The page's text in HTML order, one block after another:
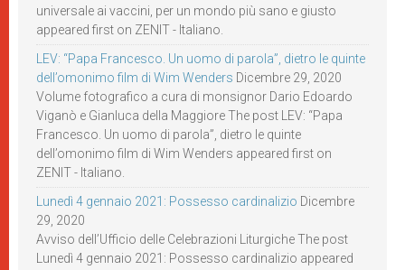
universale ai vaccini, per un mondo più sano e giusto
appeared first on ZENIT - Italiano.
LEV: “Papa Francesco. Un uomo di parola”, dietro le quinte
dell’omonimo film di Wim Wenders Dicembre 29, 2020
Volume fotografico a cura di monsignor Dario Edoardo
Viganò e Gianluca della Maggiore The post LEV: “Papa
Francesco. Un uomo di parola”, dietro le quinte
dell’omonimo film di Wim Wenders appeared first on
ZENIT - Italiano.
Lunedì 4 gennaio 2021: Possesso cardinalizio Dicembre
29, 2020
Avviso dell’Ufficio delle Celebrazioni Liturgiche The post
Lunedì 4 gennaio 2021: Possesso cardinalizio appeared